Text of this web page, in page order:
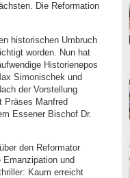
Die Reformation
historischen Umbruch
worden. Nun hat
Historienepos
Simonischek und
der Vorstellung
Präses Manfred
Essener Bischof Dr.
den Reformator
und
Kaum erreicht